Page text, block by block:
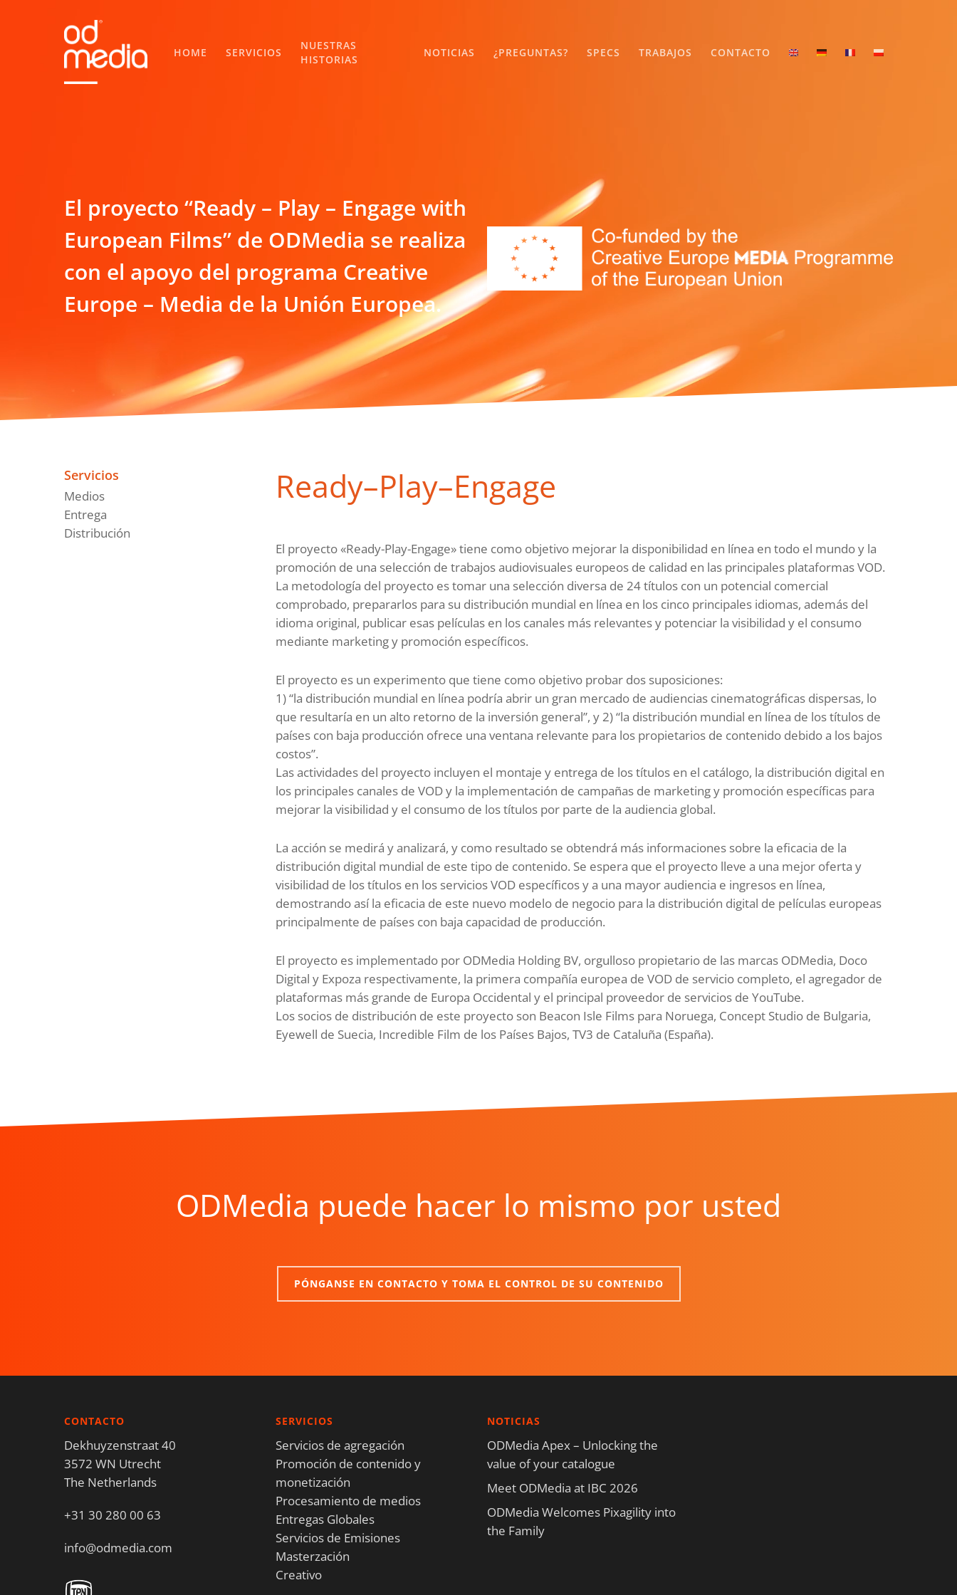
HOME SERVICIOS
NUESTRAS
HISTORIAS
NOTICIAS ¿PREGUNTAS? SPECS TRABAJOS CONTACTO
El proyecto “Ready – Play – Engage with
European Films” de ODMedia se realiza
con el apoyo del programa Creative
Europe – Media de la Unión Europea.
Servicios
Medios
Entrega
Distribución
Ready–Play–Engage
El proyecto «Ready-Play-Engage» tiene como objetivo mejorar la disponibilidad en línea en todo el mundo y la
promoción de una selección de trabajos audiovisuales europeos de calidad en las principales plataformas VOD.
La metodología del proyecto es tomar una selección diversa de 24 títulos con un potencial comercial
comprobado, prepararlos para su distribución mundial en línea en los cinco principales idiomas, además del
idioma original, publicar esas películas en los canales más relevantes y potenciar la visibilidad y el consumo
mediante marketing y promoción específicos.
El proyecto es un experimento que tiene como objetivo probar dos suposiciones:
1) “la distribución mundial en línea podría abrir un gran mercado de audiencias cinematográficas dispersas, lo
que resultaría en un alto retorno de la inversión general”, y 2) “la distribución mundial en línea de los títulos de
países con baja producción ofrece una ventana relevante para los propietarios de contenido debido a los bajos
costos”.
Las actividades del proyecto incluyen el montaje y entrega de los títulos en el catálogo, la distribución digital en
los principales canales de VOD y la implementación de campañas de marketing y promoción específicas para
mejorar la visibilidad y el consumo de los títulos por parte de la audiencia global.
La acción se medirá y analizará, y como resultado se obtendrá más informaciones sobre la eficacia de la
distribución digital mundial de este tipo de contenido. Se espera que el proyecto lleve a una mejor oferta y
visibilidad de los títulos en los servicios VOD específicos y a una mayor audiencia e ingresos en línea,
demostrando así la eficacia de este nuevo modelo de negocio para la distribución digital de películas europeas
principalmente de países con baja capacidad de producción.
El proyecto es implementado por ODMedia Holding BV, orgulloso propietario de las marcas ODMedia, Doco
Digital y Expoza respectivamente, la primera compañía europea de VOD de servicio completo, el agregador de
plataformas más grande de Europa Occidental y el principal proveedor de servicios de YouTube.
Los socios de distribución de este proyecto son Beacon Isle Films para Noruega, Concept Studio de Bulgaria,
Eyewell de Suecia, Incredible Film de los Países Bajos, TV3 de Cataluña (España).
ODMedia puede hacer lo mismo por usted
PÓNGANSE EN CONTACTO Y TOMA EL CONTROL DE SU CONTENIDO
CONTACTO
Dekhuyzenstraat 40
3572 WN Utrecht
The Netherlands
+31 30 280 00 63
info@odmedia.com
SERVICIOS
Servicios de agregación
Promoción de contenido y
monetización
Procesamiento de medios
Entregas Globales
Servicios de Emisiones
Masterzación
Creativo
NOTICIAS
ODMedia Apex – Unlocking the
value of your catalogue
Meet ODMedia at IBC 2026
ODMedia Welcomes Pixagility into
the Family